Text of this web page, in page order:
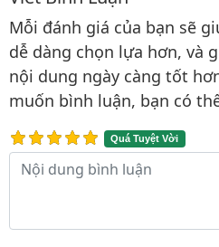
Bình luận &
Mỗi đánh giá của bạn sẽ
dễ dàng chọn lựa hơn, và
nội dung ngày càng tốt
muốn bình luận, bạn có
Quá Tuyệt Vời
Nội dung bình luận